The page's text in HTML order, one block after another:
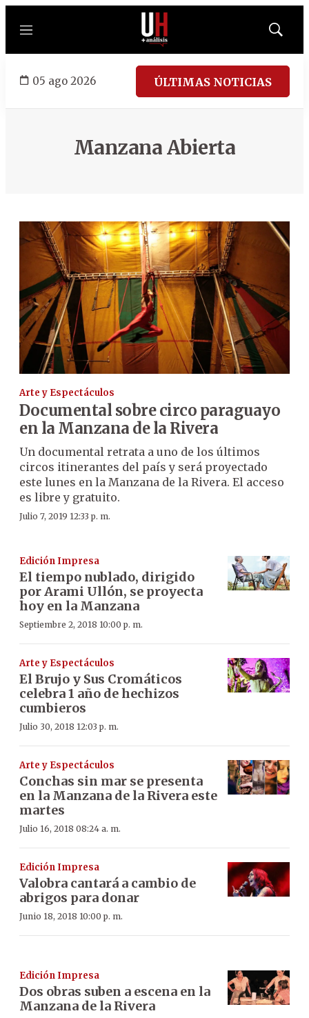
Menú
Mostrar
05 ago 2026 ÚLTIMAS NOTICIAS
Manzana Abierta
Arte y Espectáculos
Documental sobre circo paraguayo
en la Manzana de la Rivera
Un documental retrata a uno de los últimos
circos itinerantes del país y será proyectado
este lunes en la Manzana de la Rivera. El acceso
es libre y gratuito.
Julio 7, 2019 12:33 p. m.
Edición Impresa
El tiempo nublado, dirigido
por Arami Ullón, se proyecta
hoy en la Manzana
Septiembre 2, 2018 10:00 p. m.
Arte y Espectáculos
El Brujo y Sus Cromáticos
celebra 1 año de hechizos
cumbieros
Julio 30, 2018 12:03 p. m.
Arte y Espectáculos
Conchas sin mar se presenta
en la Manzana de la Rivera este
martes
Julio 16, 2018 08:24 a. m.
Edición Impresa
Valobra cantará a cambio de
abrigos para donar
Junio 18, 2018 10:00 p. m.
Edición Impresa
Dos obras suben a escena en la
Manzana de la Rivera